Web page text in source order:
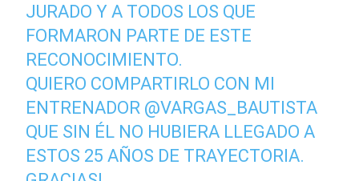
JURADO Y A TODOS LOS QUE
FORMARON PARTE DE ESTE
RECONOCIMIENTO.
QUIERO COMPARTIRLO CON MI
ENTRENADOR @VARGAS_BAUTISTA
QUE SIN ÉL NO HUBIERA LLEGADO A
ESTOS 25 AÑOS DE TRAYECTORIA.